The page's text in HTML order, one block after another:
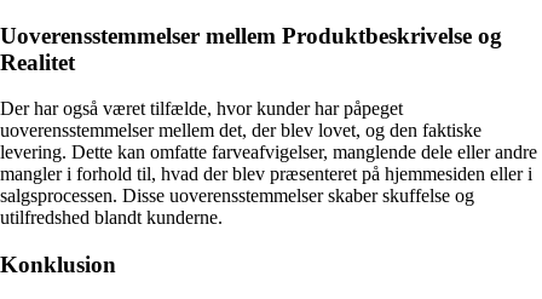
Uoverensstemmelser mellem Produktbeskrivelse og
Realitet
Der har også været tilfælde, hvor kunder har påpeget
uoverensstemmelser mellem det, der blev lovet, og den faktiske
levering. Dette kan omfatte farveafvigelser, manglende dele eller andre
mangler i forhold til, hvad der blev præsenteret på hjemmesiden eller i
salgsprocessen. Disse uoverensstemmelser skaber skuffelse og
utilfredshed blandt kunderne.
Konklusion